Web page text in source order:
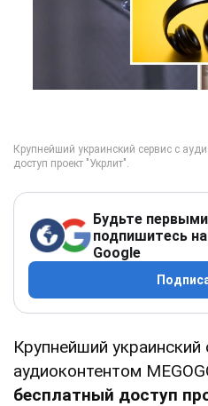
Будьте
подпишитесь
Google
Крупнейший украинский
аудиоконтентом
бесплатный доступ